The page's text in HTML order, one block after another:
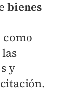
bienes
y